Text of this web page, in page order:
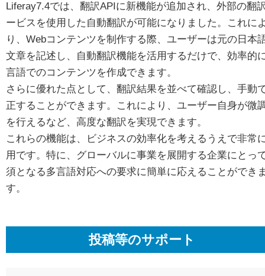
Liferay7.4では、翻訳APIに新機能が追加され、外部の翻
ービスを使用した自動翻訳が可能になりました。これに
り、Webコンテンツを制作する際、ユーザーは元の日本
文章を記述し、自動翻訳機能を活用するだけで、効率的
言語でのコンテンツを作成できます。
さらに優れた点として、翻訳結果を並べて確認し、手動
正することができます。これにより、ユーザー自身が微
を行えるなど、高度な翻訳を実現できます。
これらの機能は、ビジネスの効率化を考えるうえで非常
用です。特に、グローバルに事業を展開する企業にとっ
須となる多言語対応への要求に簡単に応えることができ
す。
投稿等のサポート